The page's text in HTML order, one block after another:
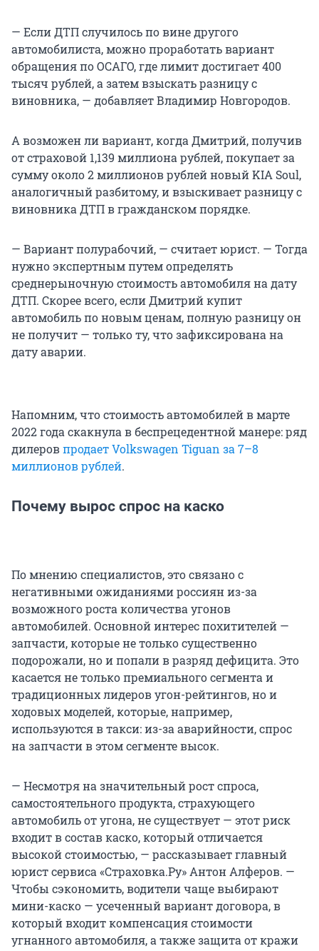
— Если ДТП случилось по вине другого
автомобилиста, можно проработать вариант
обращения по ОСАГО, где лимит достигает 400
тысяч рублей, а затем взыскать разницу с
виновника, — добавляет Владимир Новгородов.
А возможен ли вариант, когда Дмитрий, получив
от страховой 1,139 миллиона рублей, покупает за
сумму около 2 миллионов рублей новый KIA Soul,
аналогичный разбитому, и взыскивает разницу с
виновника ДТП в гражданском порядке.
— Вариант полурабочий, — считает юрист. — Тогда
нужно экспертным путем определять
среднерыночную стоимость автомобиля на дату
ДТП. Скорее всего, если Дмитрий купит
автомобиль по новым ценам, полную разницу он
не получит — только ту, что зафиксирована на
дату аварии.
Напомним, что стоимость автомобилей в марте
2022 года скакнула в беспрецедентной манере: ряд
дилеровпродает Volkswagen Tiguan за 7–8
миллионов рублей.
Почему вырос спрос на каско
По мнению специалистов, это связано с
негативными ожиданиями россиян из-за
возможного роста количества угонов
автомобилей. Основной интерес похитителей —
запчасти, которые не только существенно
подорожали, но и попали в разряд дефицита. Это
касается не только премиального сегмента и
традиционных лидеров угон-рейтингов, но и
ходовых моделей, которые, например,
используются в такси: из-за аварийности, спрос
на запчасти в этом сегменте высок.
— Несмотря на значительный рост спроса,
самостоятельного продукта, страхующего
автомобиль от угона, не существует — этот риск
входит в состав каско, который отличается
высокой стоимостью, — рассказывает главный
юрист сервиса «Страховка.Ру» Антон Алферов. —
Чтобы сэкономить, водители чаще выбирают
мини-каско — усеченный вариант договора, в
который входит компенсация стоимости
угнанного автомобиля, а также защита от кражи